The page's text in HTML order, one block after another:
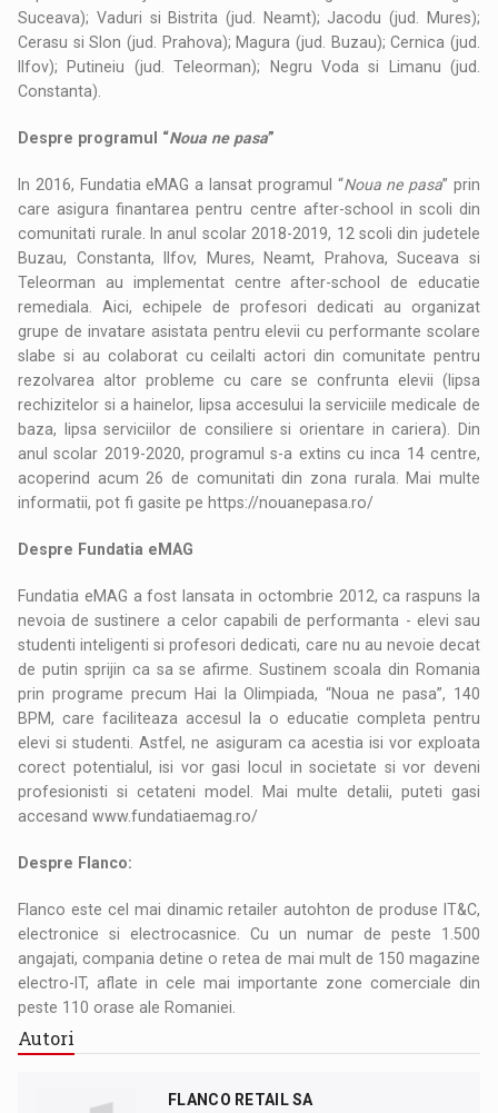
Suceava); Vaduri si Bistrita (jud. Neamt); Jacodu (jud. Mures);
Cerasu si Slon (jud. Prahova); Magura (jud. Buzau); Cernica (jud.
Ilfov); Putineiu (jud. Teleorman); Negru Voda si Limanu (jud.
Constanta).
Despre programul “Noua ne pasa”
In 2016, Fundatia eMAG a lansat programul “Noua ne pasa” prin
care asigura finantarea pentru centre after-school in scoli din
comunitati rurale. In anul scolar 2018-2019, 12 scoli din judetele
Buzau, Constanta, Ilfov, Mures, Neamt, Prahova, Suceava si
Teleorman au implementat centre after-school de educatie
remediala. Aici, echipele de profesori dedicati au organizat
grupe de invatare asistata pentru elevii cu performante scolare
slabe si au colaborat cu ceilalti actori din comunitate pentru
rezolvarea altor probleme cu care se confrunta elevii (lipsa
rechizitelor si a hainelor, lipsa accesului la serviciile medicale de
baza, lipsa serviciilor de consiliere si orientare in cariera). Din
anul scolar 2019-2020, programul s-a extins cu inca 14 centre,
acoperind acum 26 de comunitati din zona rurala. Mai multe
informatii, pot fi gasite pe https://nouanepasa.ro/
Despre Fundatia eMAG
Fundatia eMAG a fost lansata in octombrie 2012, ca raspuns la
nevoia de sustinere a celor capabili de performanta - elevi sau
studenti inteligenti si profesori dedicati, care nu au nevoie decat
de putin sprijin ca sa se afirme. Sustinem scoala din Romania
prin programe precum Hai la Olimpiada, “Noua ne pasa”, 140
BPM, care faciliteaza accesul la o educatie completa pentru
elevi si studenti. Astfel, ne asiguram ca acestia isi vor exploata
corect potentialul, isi vor gasi locul in societate si vor deveni
profesionisti si cetateni model. Mai multe detalii, puteti gasi
accesand www.fundatiaemag.ro/
Despre Flanco:
Flanco este cel mai dinamic retailer autohton de produse IT&C,
electronice si electrocasnice. Cu un numar de peste 1.500
angajati, compania detine o retea de mai mult de 150 magazine
electro-IT, aflate in cele mai importante zone comerciale din
peste 110 orase ale Romaniei.
Autori
FLANCO RETAIL SA